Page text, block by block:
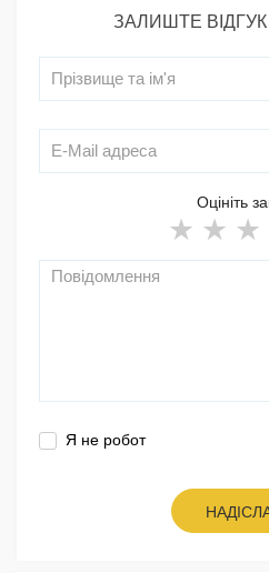
ЗАЛИШТЕ
Оцініть
Я не робот